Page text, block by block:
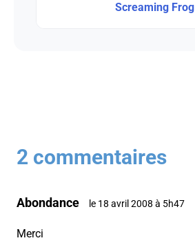
Screaming Frog
2 commentaires
Abondance le 18 avril 2008 à 5h47
Merci